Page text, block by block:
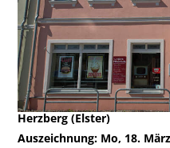
März
Herzberg (Elster)
Auszeichnung: Mo, 18.